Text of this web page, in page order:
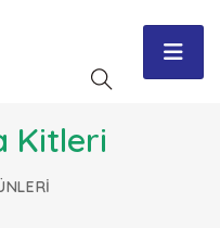
Kitleri